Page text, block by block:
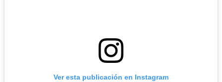
Ver esta publicación en Instagram